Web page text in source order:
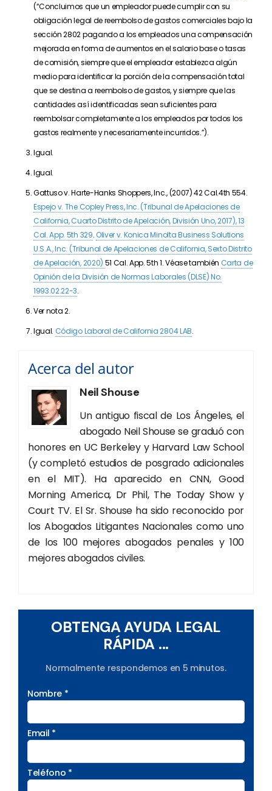
(“Concluimos que un empleador puede cumplir con su
obligación legal de reembolso de gastos comerciales bajo la
sección 2802 pagando a los empleados una compensación
mejorada en forma de aumentos en el salario base o tasas
de comisión, siempre que el empleador establezca algún
medio para identificar la porción de la compensación total
que se destina a reembolso de gastos, y siempre que las
cantidades así identificadas sean suficientes para
reembolsar completamente a los empleados por todos los
gastos realmente y necesariamente incurridos.”).
Igual.
Igual.
Gattuso v. Harte-Hanks Shoppers, Inc., (2007) 42 Cal.4th 554.
Espejo v. The Copley Press, Inc. (Tribunal de Apelaciones de
California, Cuarto Distrito de Apelación, División Uno,2017),13
Cal. App. 5th 329. Oliver v. Konica Minolta Business Solutions
U.S.A., Inc. (Tribunal de Apelaciones de California, Sexto Distrito
de Apelación,2020) 51 Cal. App. 5th 1.Véase también Carta de
Opinión de la División de Normas Laborales (DLSE) No.
1993.02.22-3.
Ver nota 2.
Igual. Código Laboral de California 2804 LAB.
Acerca del autor
Neil Shouse
Un antiguo fiscal de Los Ángeles, el
abogado Neil Shouse se graduó con
honores en UC Berkeley y Harvard Law School
(y completó estudios de posgrado adicionales
en el MIT). Ha aparecido en CNN, Good
Morning America, Dr Phil, The Today Show y
Court TV. El Sr. Shouse ha sido reconocido por
los Abogados Litigantes Nacionales como uno
de los 100 mejores abogados penales y 100
mejores abogados civiles.
OBTENGA AYUDA LEGAL
RÁPIDA ...
Normalmente respondemos en 5 minutos.
Nombre *
Email *
Teléfono *